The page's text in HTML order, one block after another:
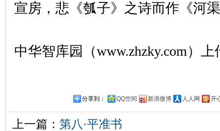
宣房，悲《瓠子》之诗而作《河
中华智库园（www.zhzky.com）上
分享到： QQ空间 新浪微博 人人网 开
上一篇： 第八·平准书